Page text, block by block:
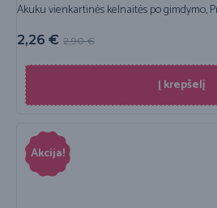
Akuku vienkartinės kelnaitės po gimdymo,
2,90€
2,26 €
Į krepšelį
Akcija!